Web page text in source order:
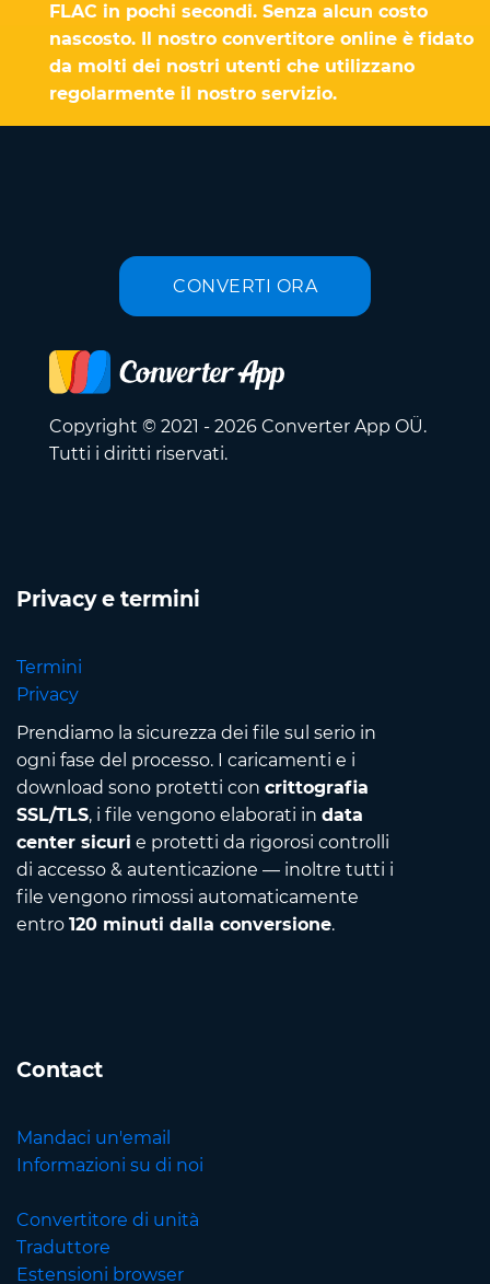
FLAC in pochi secondi. Senza alcun costo
nascosto. Il nostro convertitore online è fidato
da molti dei nostri utenti che utilizzano
regolarmente il nostro servizio.
CONVERTI ORA
Copyright © 2021 - 2026 Converter App OÜ.
Tutti i diritti riservati.
Privacy e termini
Termini
Privacy
Prendiamo la sicurezza dei file sul serio in
ogni fase del processo. I caricamenti e i
download sono protetti con crittografia
SSL/TLS, i file vengono elaborati in data
center sicuri e protetti da rigorosi controlli
di accesso & autenticazione — inoltre tutti i
file vengono rimossi automaticamente
entro 120 minuti dalla conversione.
Contact
Mandaci un'email
Informazioni su di noi
Convertitore di unità
Traduttore
Estensioni browser